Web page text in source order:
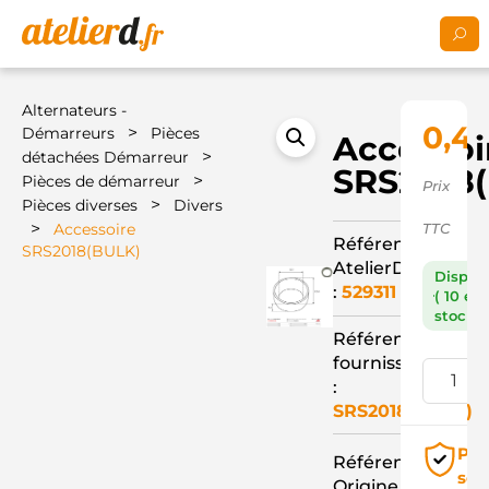
Alternateurs -
Démarreurs
>
Pièces
détachées Démarreur
>
Pièces de démarreur >
Pièces diverses > Divers
>
Accessoire
SRS2018(BULK)
Référence
AtelierD
:529311
Référence
fournisseur
:
SRS2018(BULK)
Référence
Prix
TTC
( 10 en
stock )